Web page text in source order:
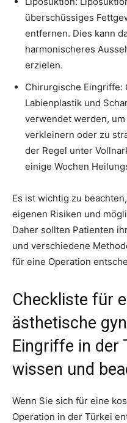
überschüssiges
entfernen. Dies kann
harmonischeres
erzielen.
Chirurgische Eingriffe:
Labienplastik und
verwendet werden,
verkleinern oder zu
der Regel unter
einige Wochen
Es ist wichtig zu
eigenen Risiken und
Daher sollten Patienten
und verschiedene
für eine Operation
Checkliste für
ästhetische
Eingriffe in der
wissen und
Wenn Sie sich für eine
Operation in der Türkei